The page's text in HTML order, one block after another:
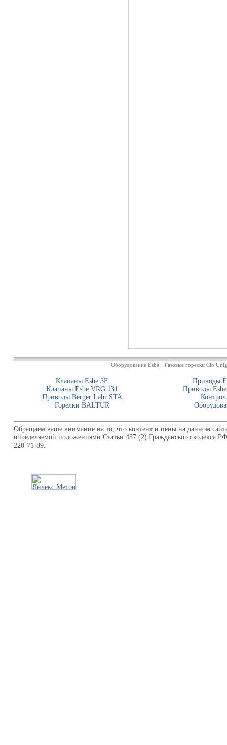
Оборудование Esbe Газовые горелки Cib
Клапаны Esbe 3F
Приводы
Клапаны Esbe VRG 131
Приводы
Приводы Berger Lahr STA
Горелки BALTUR
Обращаем ваше внимание на то, что контент и цены на данном
определяемой положениями Статьи 437 (2) Гражданского кодекса
220-71-89.